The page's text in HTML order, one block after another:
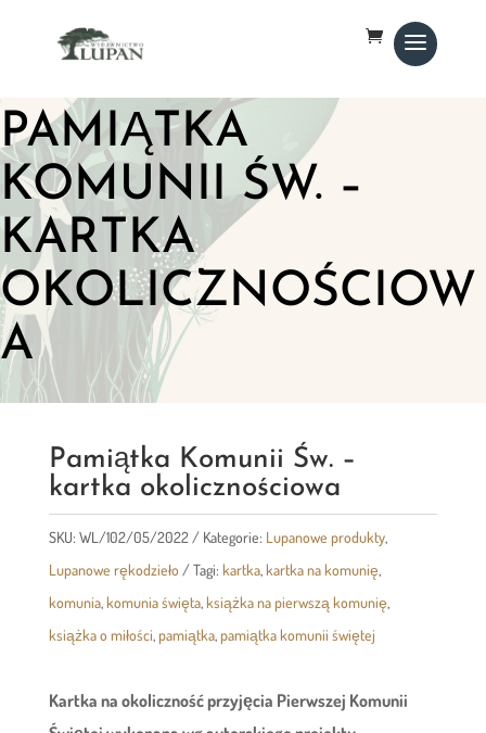
PAMIĄTKA
KOMUNII ŚW. –
KARTKA
OKOLICZNOŚCIOW
A
Pamiątka Komunii Św. –
kartka okolicznościowa
SKU: WL/102/05/2022 Kategorie: Lupanowe produkty,
Lupanowe rękodzieło
Tagi: kartka,kartka na komunię,
komunia,komunia święta,książka na pierwszą komunię,
książka o miłości,pamiątka,pamiątka komunii świętej
Kartka na okoliczność przyjęcia Pierwszej Komunii